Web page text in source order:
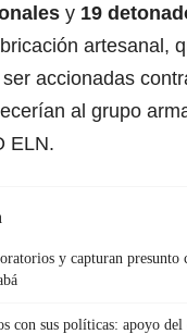
y 19
artesanal,
accionadas
al grupo
ELN.
y capturan presunto
con sus políticas: apoyo del